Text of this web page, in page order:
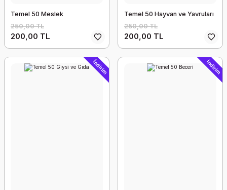
Temel 50 Meslek
250,00 TL
200,00 TL
Temel 50 Hayvan ve Yavruları
250,00 TL
200,00 TL
İndirim İndirim